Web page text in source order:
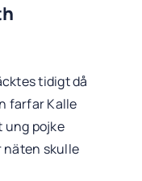
tidigt då
farfar Kalle
ung pojke
näten skulle